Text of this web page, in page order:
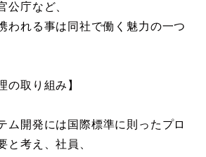
公庁など、
われる事は同社で働く魅力の一つ
の取り組み】
ム開発には国際標準に則ったプロ
と考え、社員、